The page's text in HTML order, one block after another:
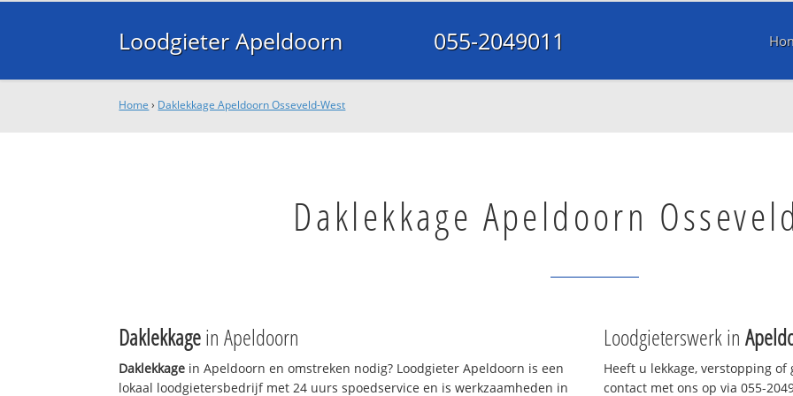
Loodgieter Apeldoorn 055-2049011
Home › Daklekkage Apeldoorn Osseveld-West
Daklekkage Apeldoorn
Daklekkagein Apeldoorn
Daklekkage in Apeldoorn en omstreken nodig? Loodgieter Apeldoorn is een
lokaal loodgietersbedrijf met 24 uurs spoedservice en is werkzaamheden in
Loodgieterswerk in
Heeft u lekkage, verstopping
contact met ons op via 055-